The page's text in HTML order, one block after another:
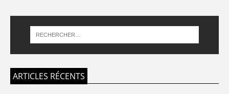
ARTICLES RÉCENTS